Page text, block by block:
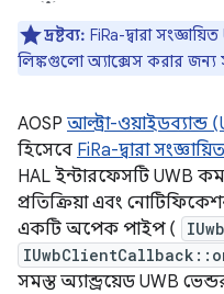
দ্রষ্টব্য: FiRa-দ্বারা
লিঙ্কগুলো অ্যাক্সেস করার
AOSP আল্ট্রা-ওয়াইডব্যান্ড
হিসেবে FiRa-দ্বারা
HAL ইন্টারফেসটি UWB
প্রতিক্রিয়া এবং
একটি অপেক পাইপ (
সমস্ত অ্যান্ড্রয়েড UWB